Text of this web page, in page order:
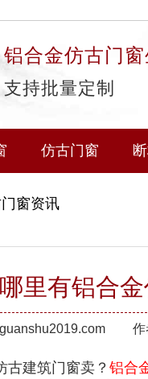
铝合金仿古门
支持批量定制
仿古门窗
窗资讯
里有铝合
作
古建筑门窗卖？ 铝合